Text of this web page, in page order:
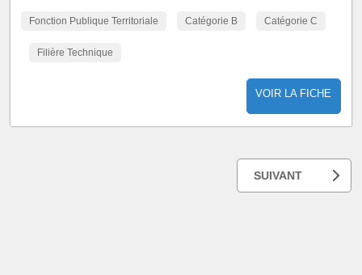
Fonction Publique Territoriale Catégorie B Catégorie C
Filière Technique
VOIR LA FICHE
SUIVANT